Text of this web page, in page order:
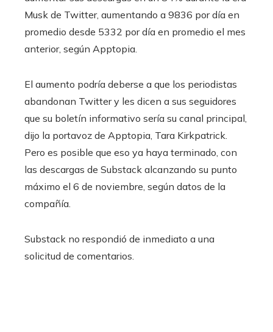
Musk de Twitter, aumentando a 9836 por día en
promedio desde 5332 por día en promedio el mes
anterior, según Apptopia.
El aumento podría deberse a que los periodistas
abandonan Twitter y les dicen a sus seguidores
que su boletín informativo sería su canal principal,
dijo la portavoz de Apptopia, Tara Kirkpatrick.
Pero es posible que eso ya haya terminado, con
las descargas de Substack alcanzando su punto
máximo el 6 de noviembre, según datos de la
compañía.
Substack no respondió de inmediato a una
solicitud de comentarios.